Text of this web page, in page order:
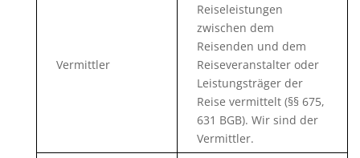
Vermittler
Reiseleistungen
zwischen dem
Reisenden und dem
Reiseveranstalter oder
Leistungsträger der
Reise vermittelt (§§ 675,
631 BGB). Wir sind der
Vermittler.